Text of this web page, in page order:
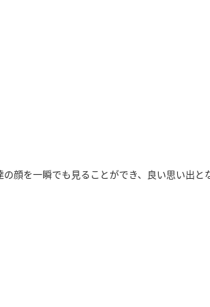
顔を一瞬でも見ることができ、良い思い出と